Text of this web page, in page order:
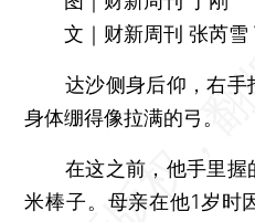
文｜财新周刊 张芮雪
达沙侧身后仰，右手
身体绷得像拉满的弓。
在这之前，他手里握
米棒子。母亲在他1岁时